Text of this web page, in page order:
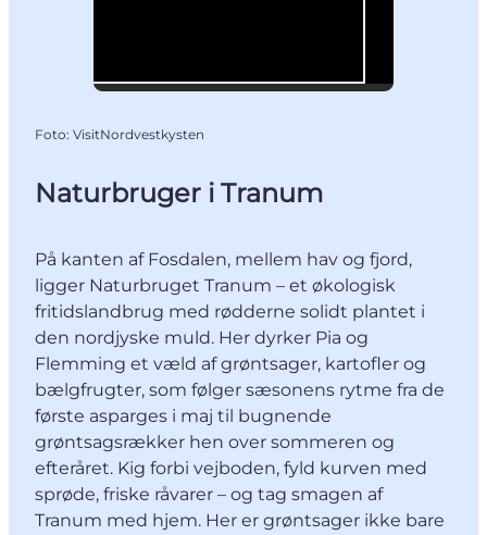
Foto: VisitNordvestkysten
Naturbruger i Tranum
På kanten af Fosdalen, mellem hav og fjord,
ligger Naturbruget Tranum – et økologisk
fritidslandbrug med rødderne solidt plantet i
den nordjyske muld. Her dyrker Pia og
Flemming et væld af grøntsager, kartofler og
bælgfrugter, som følger sæsonens rytme fra de
første asparges i maj til bugnende
grøntsagsrækker hen over sommeren og
efteråret. Kig forbi vejboden, fyld kurven med
sprøde, friske råvarer – og tag smagen af
Tranum med hjem. Her er grøntsager ikke bare